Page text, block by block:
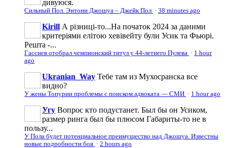
дивуюся.
Сильный Пол. Энтони Джошуа – Джейк Пол · 38 minutes ago
Kirill А різниці-то...На початок 2024 за даними
критеріями елітою хевівейту були Усик та Фьюрі.
Решта -...
Гассиев отобрал чемпионский титул у 44-летнего Пулева · 1 hour
ago
Ukranian_Way Тебе там из Мухосранска все
видно?
У жены Топурии проблемы с поиском адвоката — СМИ · 1 hour ago
Угу Вопрос кто подустанет. Был бы он Усиком,
размер ринга был бы плюсом Габариты-то не в
пользу...
У Пола будет потенциальное преимущество над Джошуа. Известны
новые подробности боя · 2 hours ago